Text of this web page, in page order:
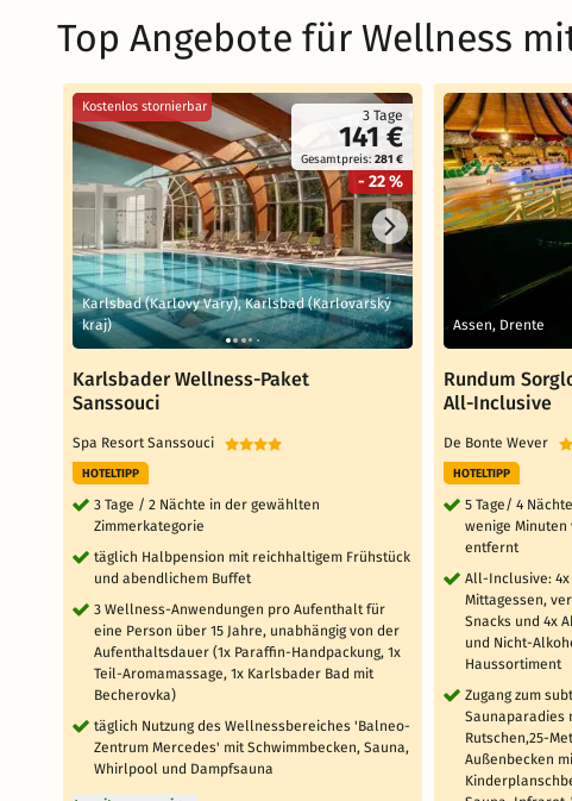
Top Angebote für Wellness
3 Tage
141 €
Gesamtpreis: 281 €
- 22 %
Kostenlos stornierbar
Karlsbad (Karlovy Vary), Karlsbad (Karlovarský
kraj)
Karlsbader Wellness-Paket
Sanssouci
Spa Resort Sanssouci
HOTELTIPP
3 Tage / 2 Nächte in der gewählten
Zimmerkategorie
täglich Halbpension mit reichhaltigem Frühstück
und abendlichem Buffet
3 Wellness-Anwendungen pro Aufenthalt für
eine Person über 15 Jahre, unabhängig von der
Aufenthaltsdauer (1x Paraffin-Handpackung, 1x
Teil-Aromamassage, 1x Karlsbader Bad mit
Becherovka)
täglich Nutzung des Wellnessbereiches 'Balneo-
Zentrum Mercedes' mit Schwimmbecken, Sauna,
Whirlpool und Dampfsauna
Assen, Drente
Rundum
All-Inclusive
De Bonte Wever
HOTELTIPP
5 Tage/ 4
wenige
entfernt
All-Inclusive:
Mittagessen,
Snacks und 4x
und Nicht-
Haussortiment
Zugang zum
Saunaparadies
Rutschen,25-
Außenbecken